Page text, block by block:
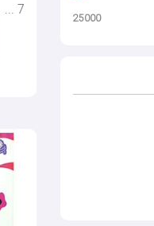
25000
7 ...